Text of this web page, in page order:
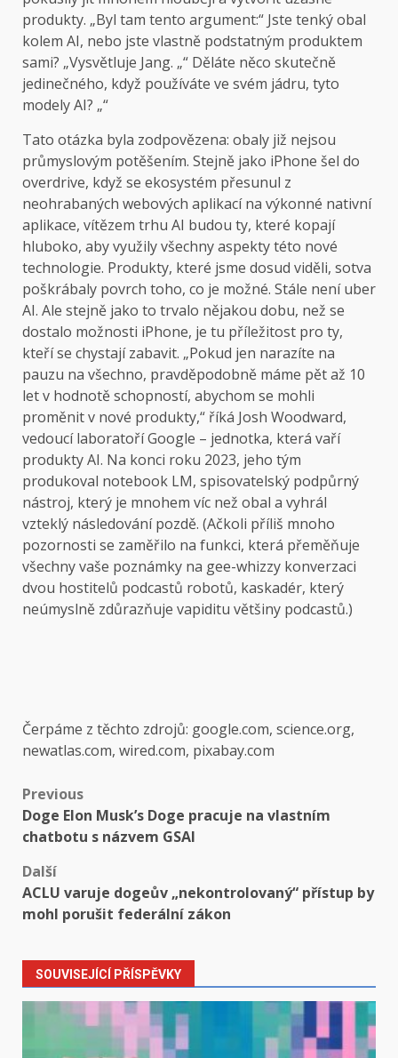
produkty. „Byl tam tento argument:“ Jste tenký obal
kolem AI, nebo jste vlastně podstatným produktem
sami? „Vysvětluje Jang. „“ Děláte něco skutečně
jedinečného, ​​když používáte ve svém jádru, tyto
modely AI? „“
Tato otázka byla zodpovězena: obaly již nejsou
průmyslovým potěšením. Stejně jako iPhone šel do
overdrive, když se ekosystém přesunul z
neohrabaných webových aplikací na výkonné nativní
aplikace, vítězem trhu AI budou ty, které kopají
hluboko, aby využily všechny aspekty této nové
technologie. Produkty, které jsme dosud viděli, sotva
poškrábaly povrch toho, co je možné. Stále není uber
AI. Ale stejně jako to trvalo nějakou dobu, než se
dostalo možnosti iPhone, je tu příležitost pro ty,
kteří se chystají zabavit. „Pokud jen narazíte na
pauzu na všechno, pravděpodobně máme pět až 10
let v hodnotě schopností, abychom se mohli
proměnit v nové produkty,“ říká Josh Woodward,
vedoucí laboratoří Google – jednotka, která vaří
produkty AI. Na konci roku 2023, jeho tým
produkoval notebook LM, spisovatelský podpůrný
nástroj, který je mnohem víc než obal a vyhrál
vzteklý následování pozdě. (Ačkoli příliš mnoho
pozornosti se zaměřilo na funkci, která přeměňuje
všechny vaše poznámky na gee-whizzy konverzaci
dvou hostitelů podcastů robotů, kaskadér, který
neúmyslně zdůrazňuje vapiditu většiny podcastů.)
Čerpáme z těchto zdrojů: google.com, science.org,
newatlas.com, wired.com, pixabay.com
Post
navigation
Previous
Doge Elon Musk’s Doge pracuje na vlastním
chatbotu s názvem GSAI
Další
ACLU varuje dogeův „nekontrolovaný“ přístup by
mohl porušit federální zákon
SOUVISEJÍCÍ PŘÍSPĚVKY